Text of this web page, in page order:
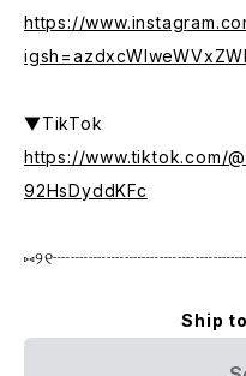
https://
▼TikTok
https://www.tiktok.com/
92HsDyddKFc
Ship